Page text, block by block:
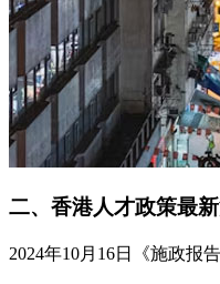
二、香港人才政策最
2024年10月16日《施政报